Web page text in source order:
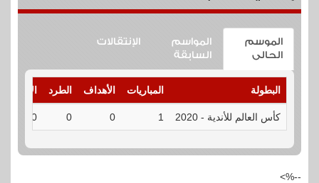
الموسم
الحالى
المواسم
السابقة
الإنتقالات
البطولة المباريات الأهداف الطرد الإنذارات
كأس العالم للأندية - 2020 1
0
0
0
--%>